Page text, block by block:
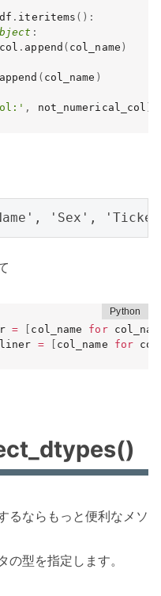
. iteritems ( ) :
:
. append ( col_name )
append ( col_name )
, not_numerical_col
'Sex',
= [ col_name for
= [ col_name for
るならもっと便利なメソ
型を指定します。